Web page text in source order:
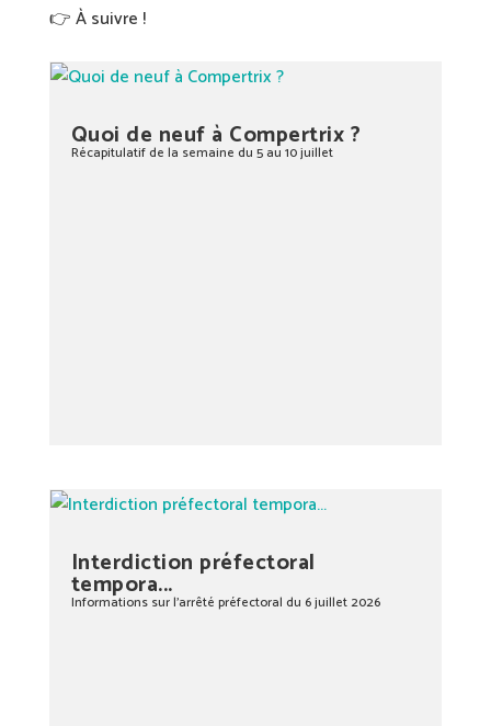
👉 À suivre !
Quoi de neuf à Compertrix ?
Récapitulatif de la semaine du 5 au 10 juillet
Interdiction préfectoral
tempora...
Informations sur l’arrêté préfectoral du 6 juillet 2026